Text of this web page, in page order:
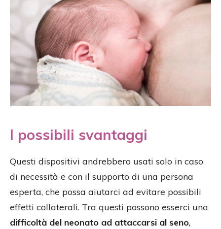
I possibili svantaggi
Questi dispositivi andrebbero usati solo in caso
di necessità e con il supporto di una persona
esperta, che possa aiutarci ad evitare possibili
effetti collaterali. Tra questi possono esserci una
difficoltà del neonato ad attaccarsi al seno,